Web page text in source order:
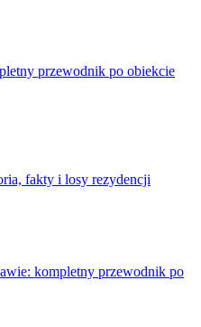
przewodnik po obiekcie
fakty i losy rezydencji
kompletny przewodnik po